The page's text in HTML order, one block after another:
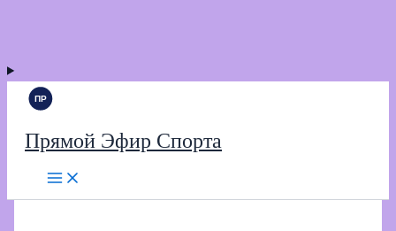
Прямой Эфир Спорта